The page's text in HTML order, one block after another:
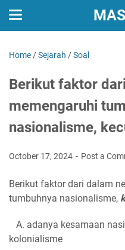
Home /Sejarah /Soal
Berikut faktor
memengaruhi
nasionalisme,
October 17, 2024 Post a
Berikut faktor dari dalam
tumbuhnya nasionalisme,
A. adanya kesamaan
kolonialisme